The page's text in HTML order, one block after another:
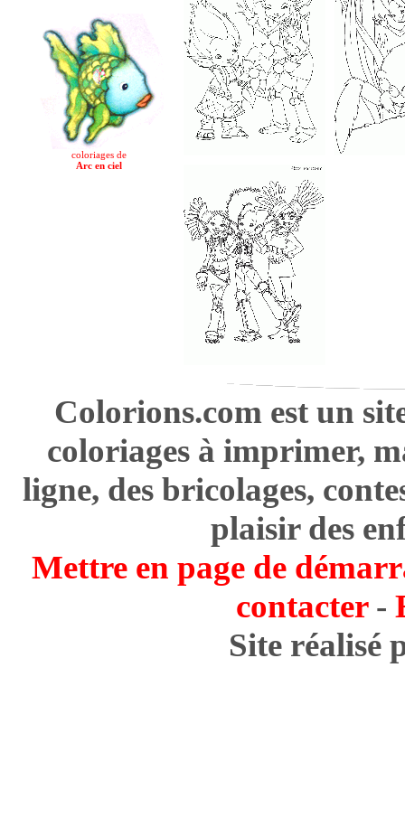
coloriages de
Arc en ciel
Colorions.com est un
coloriages à imprimer,
ligne, des bricolages,
plaisir des
Mettre en page de
contacter-
Site réalisé